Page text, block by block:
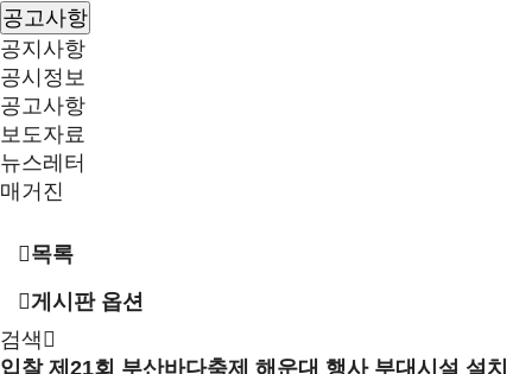
공고사항
공지사항
공시정보
공고사항
보도자료
뉴스레터
매거진
목록
게시판 옵션
검색
입찰 제21회 부산바다축제 해운대 행사 부대시설 설치